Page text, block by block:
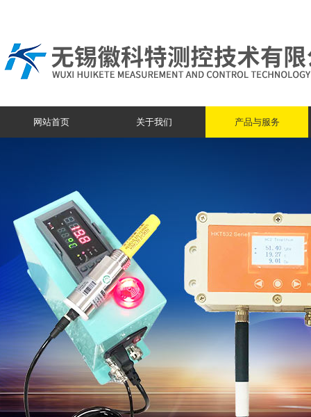
网站首页 关于我们 产品与服务